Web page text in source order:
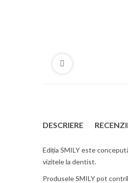
DESCRIERE
Ediția SMILY este
vizitele la dentist.
Produsele SMILY pot